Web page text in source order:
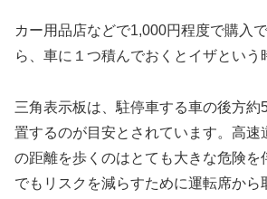
カー用品店などで1,000円程度で購入
ら、車に１つ積んでおくとイザという
三角表示板は、駐停車する車の後方約
置するのが目安とされています。高速
の距離を歩くのはとても大きな危険を
でもリスクを減らすために運転席から